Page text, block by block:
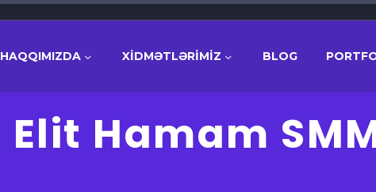
HAQQIMIZDA XİDMƏTLƏRİMİZ BLOG
Elit Hamam